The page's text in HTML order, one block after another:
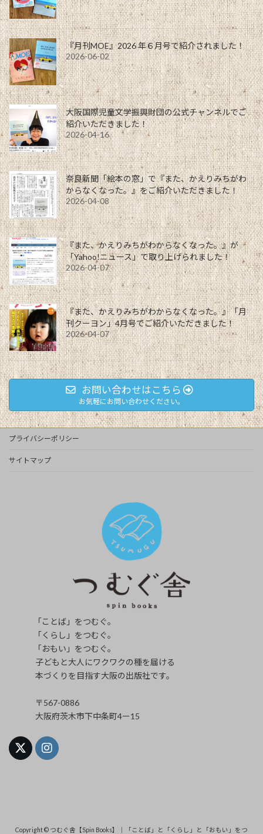
『月刊MOE』2026 年６月号で紹介されました！
2026-06-02
大阪国際児童文学振興財団の公式チャンネルでご
紹介いただきました！
2026-04-16
奈良新聞「絵本の窓」で『また、かえりみちがわ
からなくなった。』をご紹介いただきました！
2026-04-08
『また、かえりみちがわからなくなった。』が
「Yahoo!ニュース」で取り上げられました！
2026-04-07
『また、かえりみちがわからなくなった。』「月
刊クーヨン」4月号でご紹介いただきました！
2026-04-07
お問い合わせはこちら
お気軽にお問い合わせください。
プライバシーポリシー
サイトマップ
「ことば」をつむぐ。
「くらし」をつむぐ。
「おもい」をつむぐ。
子どもと大人にワクワクの種を届ける
本づくりを目指す大阪の出版社です。
〒567-0886
大阪府茨木市下中条町4ー15
Copyright © つむぐ舎【Spin Books】｜「ことば」と「くらし」と「おもい」をつ